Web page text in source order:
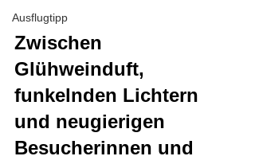
Ausflugtipp
Zwischen
Glühweinduft,
funkelnden Lichtern
und neugierigen
Besucherinnen und